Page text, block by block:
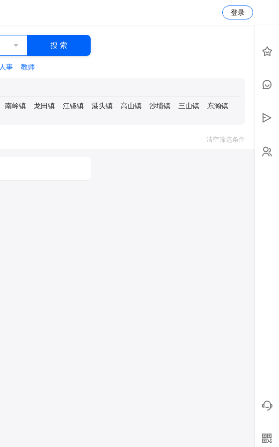
登录
搜 索
人事 教师
南岭镇 龙田镇 江镜镇 港头镇 高山镇 沙埔镇 三山镇
东瀚镇
清空筛选条件